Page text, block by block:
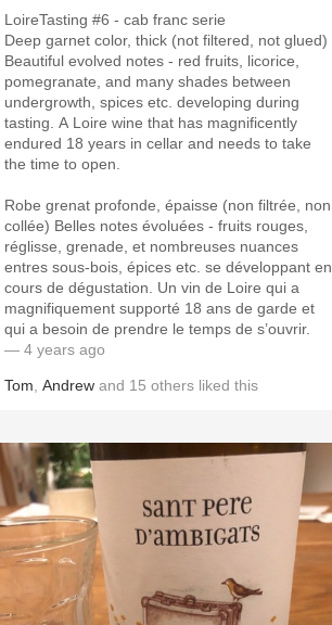
LoireTasting #6 - cab franc serie
Deep garnet color, thick (not filtered, not glued)
Beautiful evolved notes - red fruits, licorice,
pomegranate, and many shades between
undergrowth, spices etc. developing during
tasting. A Loire wine that has magnificently
endured 18 years in cellar and needs to take
the time to open.
Robe grenat profonde, épaisse (non filtrée, non
collée) Belles notes évoluées - fruits rouges,
réglisse, grenade, et nombreuses nuances
entres sous-bois, épices etc. se développant en
cours de dégustation. Un vin de Loire qui a
magnifiquement supporté 18 ans de garde et
qui a besoin de prendre le temps de s’ouvrir.
— 4 years ago
Tom Andrew and 15 others liked this